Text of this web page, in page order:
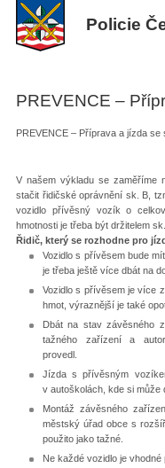
Policie
PREVENCE –
PREVENCE – Příprava a jízda se
V našem výkladu se zaměříme
stačit řidičské oprávnění sk. B,
vozidlo přívěsný vozík o
hmotnosti je třeba být držitelem
Řidič, který se rozhodne pro
Vozidlo s přívěsem bude
je třeba ještě více dbát na
Vozidlo s přívěsem je více
hmot, výraznější je také
Dbát na stav závěsného
tažného zařízení a
provedl.
Jízda s přívěsným
v autoškolách, kde si může
Montáž závěsného
městský úřad obce s
použito jako tažné.
Ne každé vozidlo je vhodné